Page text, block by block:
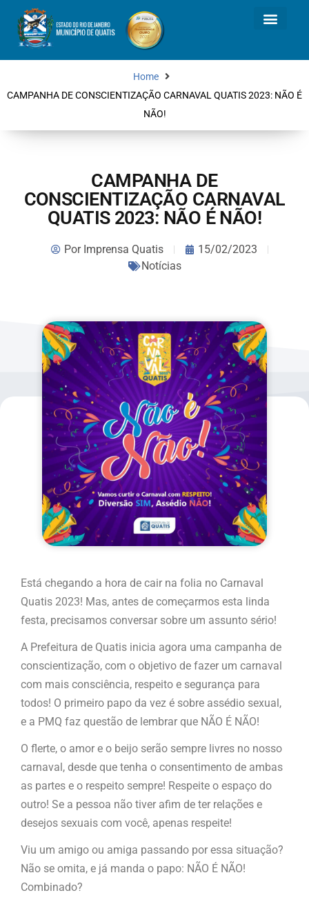
Home
CAMPANHA DE CONSCIENTIZAÇÃO CARNAVAL QUATIS 2023: NÃO É
NÃO!
CAMPANHA DE
CONSCIENTIZAÇÃO CARNAVAL
QUATIS 2023: NÃO É NÃO!
PorImprensa Quatis
15/02/2023
Notícias
Está chegando a hora de cair na folia no Carnaval
Quatis 2023! Mas, antes de começarmos esta linda
festa, precisamos conversar sobre um assunto sério!
A Prefeitura de Quatis inicia agora uma campanha de
conscientização, com o objetivo de fazer um carnaval
com mais consciência, respeito e segurança para
todos! O primeiro papo da vez é sobre assédio sexual,
e a PMQ faz questão de lembrar que NÃO É NÃO!
O flerte, o amor e o beijo serão sempre livres no nosso
carnaval, desde que tenha o consentimento de ambas
as partes e o respeito sempre! Respeite o espaço do
outro! Se a pessoa não tiver afim de ter relações e
desejos sexuais com você, apenas respeite!
Viu um amigo ou amiga passando por essa situação?
Não se omita, e já manda o papo: NÃO É NÃO!
Combinado?